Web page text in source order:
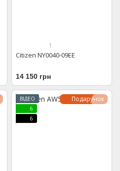
1
Citizen NY0040-09EE
14 150 грн
Подарунок
ВІДЕО
6
6